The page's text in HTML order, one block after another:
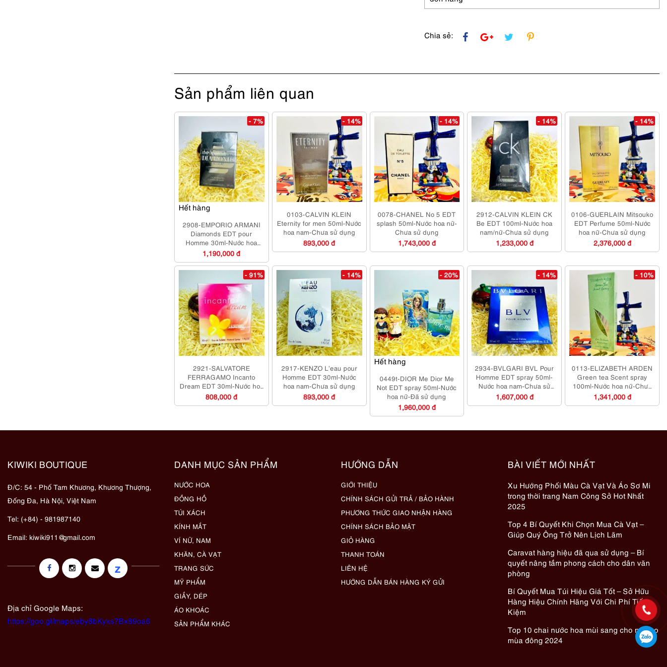
số
Chia sẻ:
Sản phẩm liên quan
Hết hàng
- 7%
2908-EMPORIO ARMANI
Diamonds EDT pour
Homme 30ml-Nước hoa
nam-Chưa sử dụng
1,190,000 đ
- 14%
0103-CALVIN KLEIN
Eternity for men 50ml-Nước
hoa nam-Chưa sử dụng
893,000 đ
- 14%
0078-CHANEL No 5 EDT
splash 50ml-Nước hoa nữ-
Chưa sử dụng
1,743,000 đ
- 14%
2912-CALVIN KLEIN CK
Be EDT 100ml-Nước hoa
nam/nữ-Chưa sử dụng
1,233,000 đ
- 14%
0106-GUERLAIN Mitsouko
EDT Perfume 50ml-Nước
hoa nữ-Chưa sử dụng
2,376,000 đ
- 91%
2921-SALVATORE
FERRAGAMO Incanto
Dream EDT 30ml-Nước hoa
nữ-Chưa sử dụng
808,000 đ
- 14%
2917-KENZO L’eau pour
Homme EDT 30ml-Nước
hoa nam-Chưa sử dụng
893,000 đ
Hết hàng
- 20%
0449t-DIOR Me Dior Me
Not EDT spray 50ml-Nước
hoa nữ-Đã sử dụng
1,960,000 đ
- 14%
2934-BVLGARI BVL Pour
Homme EDT spray 50ml-
Nước hoa nam-Chưa sử
dụng
1,607,000 đ
- 10%
0113-ELIZABETH ARDEN
Green tea Scent spray
100ml-Nước hoa nữ-Chưa
sử dụng
1,341,000 đ
KIWIKI BOUTIQUE
Đ/C: 54 - Phố Tam Khương, Khương Thượng,
Đống Đa, Hà Nội, Việt Nam
Tel: (+84) - 981987140
Email: kiwiki911@gmail.com
z
Địa chỉ Google Maps:
https://goo.gl/maps/eby8bKyks7Bx89oa6
DANH MỤC SẢN PHẨM
NƯỚC HOA
ĐỒNG HỒ
TÚI XÁCH
KÍNH MẮT
VÍ NỮ, NAM
KHĂN, CÀ VẠT
TRANG SỨC
MỸ PHẨM
GIẦY, DÉP
ÁO KHOÁC
SẢN PHẨM KHÁC
HƯỚNG DẪN
GIỚI THIỆU
CHÍNH SÁCH GỬI TRẢ / BẢO HÀNH
PHƯƠNG THỨC GIAO NHẬN HÀNG
CHÍNH SÁCH BẢO MẬT
GIỎ HÀNG
THANH TOÁN
LIÊN HỆ
HƯỚNG DẪN BÁN HÀNG KÝ GỬI
BÀI VIẾT MỚI NHẤT
Xu Hướng Phối Màu Cà Vạt Và Áo Sơ Mi
trong thời trang Nam Công Sở Hot Nhất
2025
Top 4 Bí Quyết Khi Chọn Mua Cà Vạt –
Giúp Quý Ông Trở Nên Lịch Lãm
Caravat hàng hiệu đã qua sử dụng – Bí
quyết nâng tầm phong cách cho dân văn
phòng
Bí Quyết Mua Túi Hiệu Giá Tốt – Sở Hữu
Hàng Hiệu Chính Hãng Với Chi Phí Tiết
Kiệm
Top 10 chai nước hoa mùi sang cho nữ cho
mùa đông 2024